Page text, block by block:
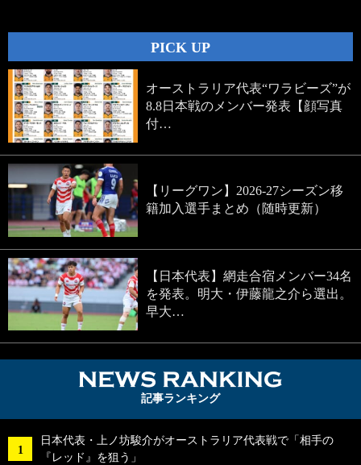
PICK UP
オーストラリア代表“ワラビーズ”が
8.8日本戦のメンバー発表【顔写真
付…
【リーグワン】2026-27シーズン移
籍加入選手まとめ（随時更新）
【日本代表】網走合宿メンバー34名
を発表。明大・伊藤龍之介ら選出。
早大…
記事ランキング
日本代表・上ノ坊駿介がオーストラリア代表戦で「相手の
『レッド』を狙う」